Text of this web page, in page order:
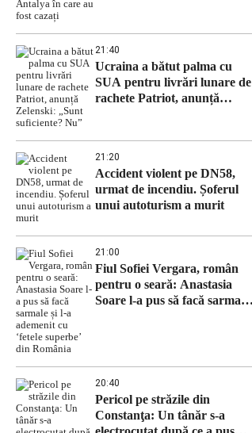
21:40
Ucraina a bătut palma cu
SUA pentru livrări lunare de
rachete Patriot, anunță
21:20
Accident violent pe DN58,
urmat de incendiu. Șoferul
unui autoturism a murit
21:00
Fiul Sofiei Vergara, român
pentru o seară: Anastasia
Soare l-a pus să facă sarmale
20:40
Pericol pe străzile din
Constanţa: Un tânăr s-a